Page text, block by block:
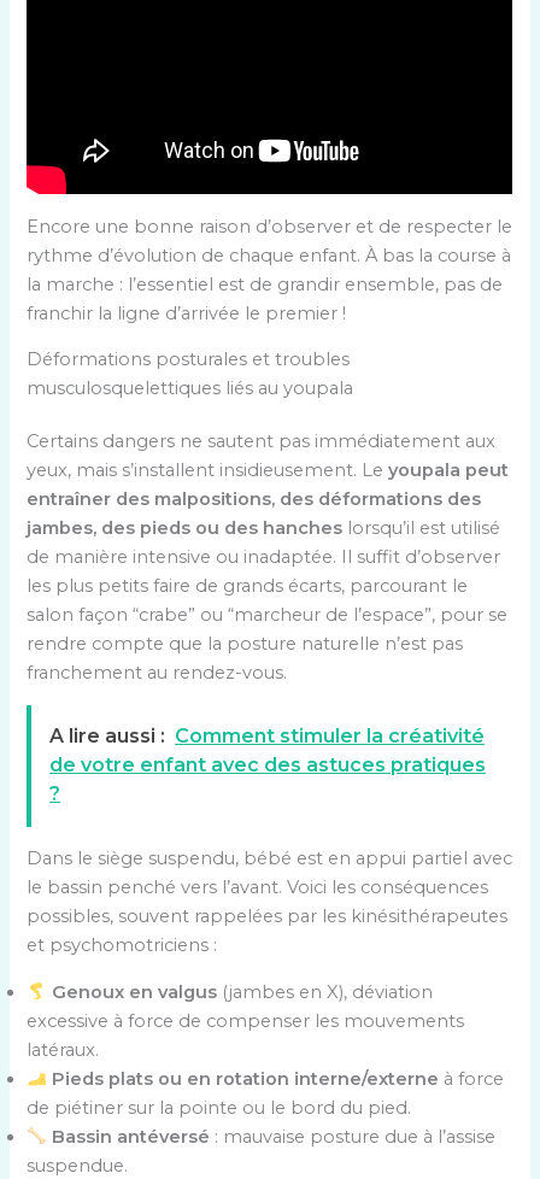
Encore une bonne raison d’observer et de respecter le
rythme d’évolution de chaque enfant. À bas la course à
la marche : l’essentiel est de grandir ensemble, pas de
franchir la ligne d’arrivée le premier !
Déformations posturales et troubles
musculosquelettiques liés au youpala
Certains dangers ne sautent pas immédiatement aux
yeux, mais s’installent insidieusement. Leyoupala peut
entraîner des malpositions, des déformations des
jambes, des pieds ou des hanches lorsqu’il est utilisé
de manière intensive ou inadaptée. Il suffit d’observer
les plus petits faire de grands écarts, parcourant le
salon façon “crabe” ou “marcheur de l’espace”, pour se
rendre compte que la posture naturelle n’est pas
franchement au rendez-vous.
A lire aussi : Comment stimuler la créativité
de votre enfant avec des astuces pratiques
?
Dans le siège suspendu, bébé est en appui partiel avec
le bassin penché vers l’avant. Voici les conséquences
possibles, souvent rappelées par les kinésithérapeutes
et psychomotriciens :
Genoux en valgus (jambes en X), déviation
excessive à force de compenser les mouvements
latéraux.
Pieds plats ou en rotation interne/externe à force
de piétiner sur la pointe ou le bord du pied.
Bassin antéversé : mauvaise posture due à l’assise
suspendue.